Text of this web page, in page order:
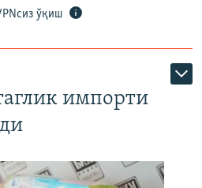
ўқиш
импорти